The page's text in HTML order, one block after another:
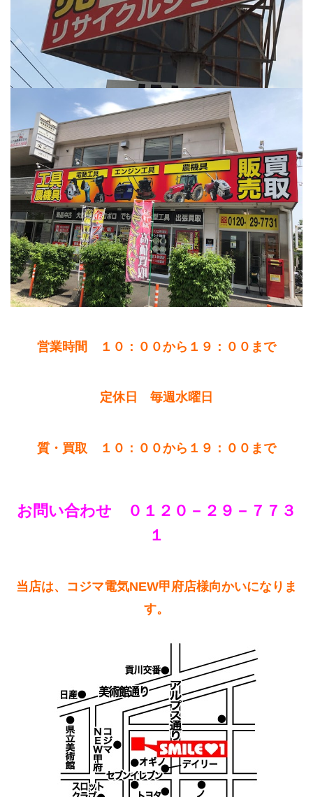
営業時間 １０：００から１９：００まで
定休日 毎週水曜日
質・買取 １０：００から１９：００まで
お問い合わせ ０１２０－２９－７７３
１
当店は、コジマ電気NEW甲府店様向かいになりま
す。